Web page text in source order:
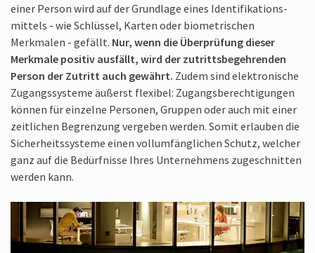
einer Person wird auf der Grundlage eines Identifikations­
mittels - wie Schlüssel, Karten oder biometrischen
Merkmalen - gefällt. Nur, wenn die Überprüfung dieser
Merkmale positiv ausfällt, wird der zutritts­begehrenden
Person der Zutritt auch gewährt. Zudem sind elektronische
Zugangs­systeme äußerst flexibel: Zugangs­berechtigungen
können für einzelne Personen, Gruppen oder auch mit einer
zeitlichen Begrenzung vergeben werden. Somit erlauben die
Sicherheits­systeme einen vollumfänglichen Schutz, welcher
ganz auf die Bedürfnisse Ihres Unternehmens zugeschnitten
werden kann.